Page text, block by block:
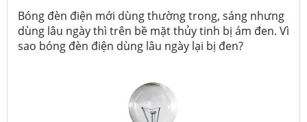
Bóng đèn điện mới dùng thường trong, sáng nhưng
dùng lâu ngày thì trên bề mặt thủy tinh bị ám đen. Vì
sao bóng đèn điện dùng lâu ngày lại bị đen?